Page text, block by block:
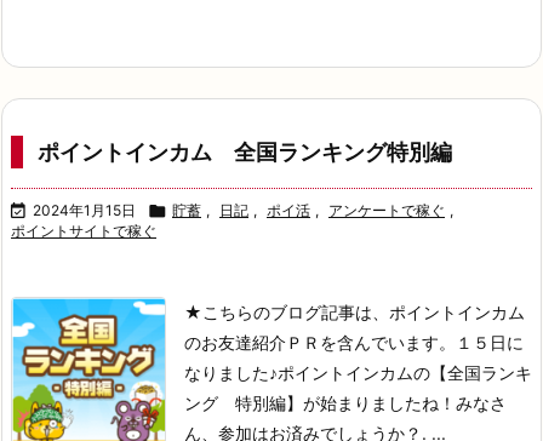
ポイントインカム 全国ランキング特別編
 2024年1月15日  貯蓄 , 日記 , ポイ活 , アンケートで稼ぐ ,
ポイントサイトで稼ぐ
★こちらのブログ記事は、ポイントインカム
のお友達紹介ＰＲを含んでいます。
１５日に
なりました♪ポイントインカムの【全国ランキ
ング 特別編】が始まりましたね！ みなさ
ん、参加はお済みでしょうか？ . ...